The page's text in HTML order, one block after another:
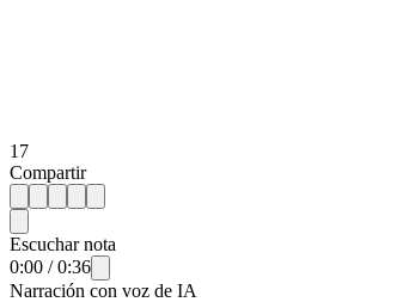
17
Compartir
Escuchar nota
0:00 /0:36
Narración con voz de IA